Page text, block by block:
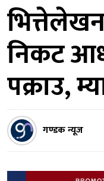
भित्तेलेखन
निकट
पक्राउ,
गण्डक न्यूज